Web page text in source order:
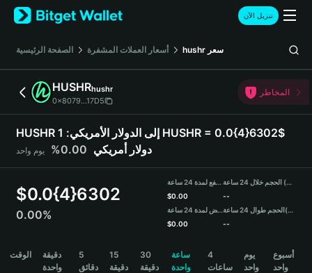
English
日本語
Русский
Español (Latinoamérica)
Türkçe
Deutsch
简体中文
Português (Portugal)
Bahasa Indonesia
বাংলা
تنزيل الآن
الصفحة الرئيسية أسعار العملات المشفرة hushr سعر
HUSHRhushr
0x8079...17D5
المخاطر
HUSHR إلى الدولار الأمريكي: 1 HUSHR = 0.0{4}6302$
دولار أمريكي 0.00% يوم واحد
$0.0{4}6302
0.00%
مرتفع لمدة 24 ساعة
$0.00
منخفض لمدة 24 ساعة
$0.00
الحجم خلال 24 ساعة (HUSHR)
--
الحجم طوال 24 ساعة(USDT)
--
الوقت
دقيقة
واحدة
5
دقائق
15
دقيقة
30
دقيقة
ساعة
واحدة
4
ساعات
يوم
واحد
أسبوع
واحد